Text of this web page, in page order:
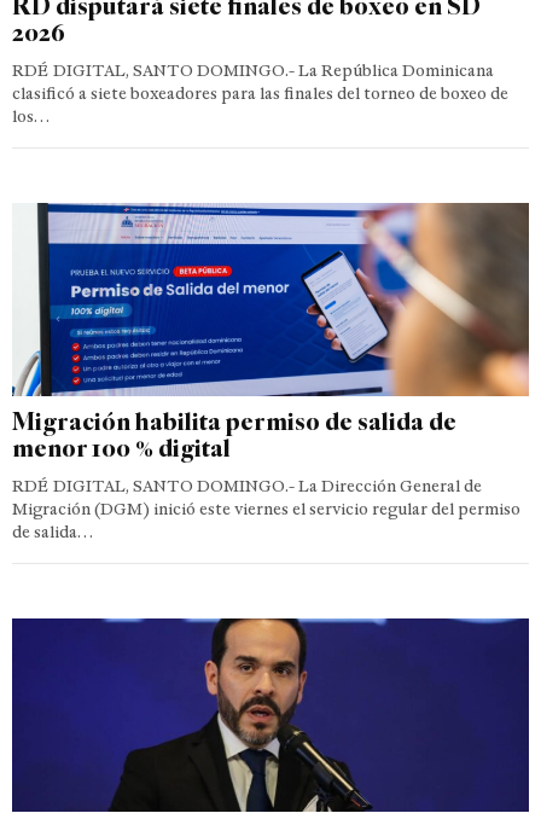
2026
RDÉ DIGITAL, SANTO DOMINGO.- La República Dominicana
clasificó a siete boxeadores para las finales del torneo de boxeo de
los…
Migración habilita permiso de salida de
menor 100 % digital
RDÉ DIGITAL, SANTO DOMINGO.- La Dirección General de
Migración (DGM) inició este viernes el servicio regular del permiso
de salida…